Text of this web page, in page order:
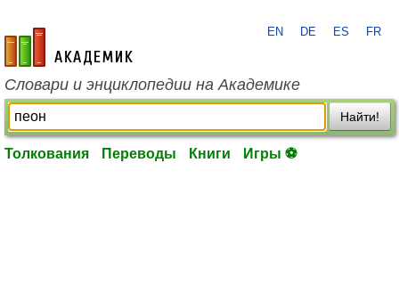
academic.ru
EN DE ES FR
Словари и энциклопедии на Академике
Найти!
Толкования Переводы Книги Игры ⚽